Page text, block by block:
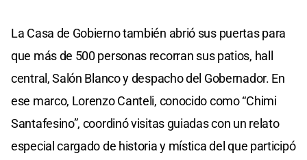
La Casa de Gobierno también abrió sus puertas para
que más de 500 personas recorran sus patios, hall
central, Salón Blanco y despacho del Gobernador. En
ese marco, Lorenzo Canteli, conocido como “Chimi
Santafesino”, coordinó visitas guiadas con un relato
especial cargado de historia y mística del que participó